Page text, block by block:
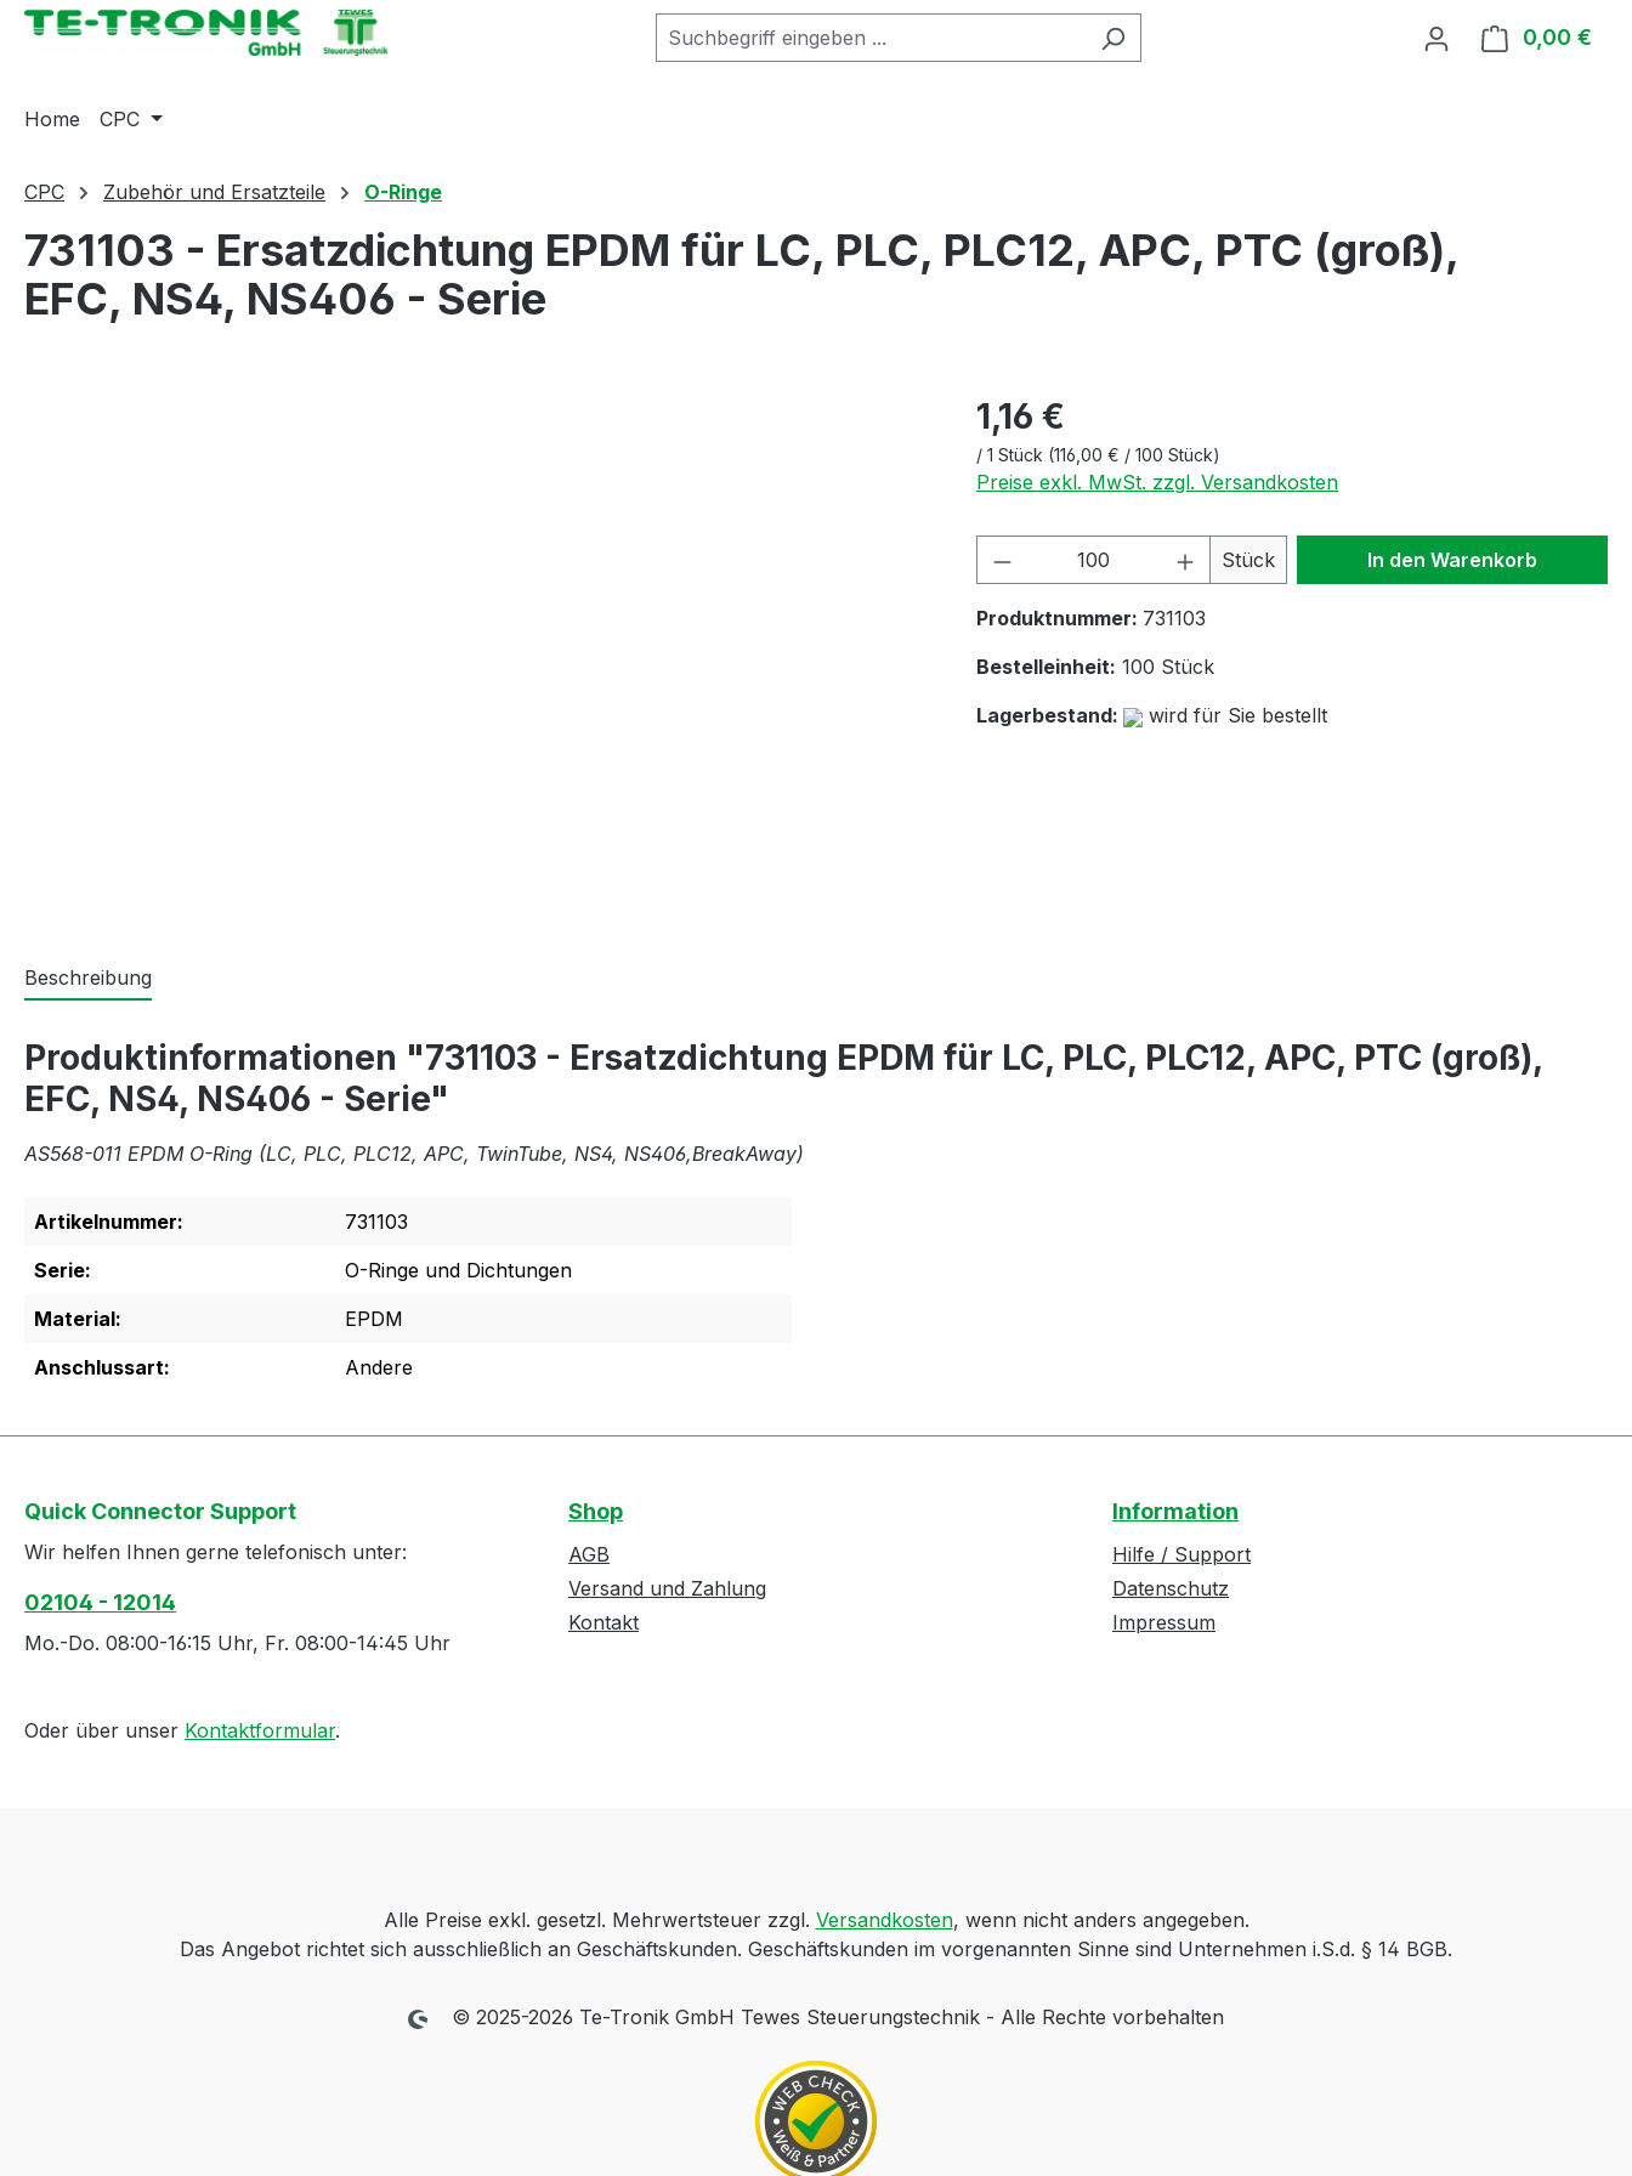
Zur Hauptnavigation springen 0,00 €
Home CPC
CPC Zubehör und Ersatzteile O-Ringe
731103 - Ersatzdichtung EPDM für LC, PLC, PLC12, APC, PTC (groß),
EFC, NS4, NS406 - Serie
1,16 €
/ 1 Stück (116,00 € / 100 Stück)
Preise exkl. MwSt. zzgl. Versandkosten
Produkt Anzahl: Gib den gewünschten Wert
Stück In den Warenkorb
Produktnummer: 731103
Bestelleinheit: 100 Stück
Lagerbestand:
wird für Sie bestellt
Beschreibung
Produktinformationen "731103 - Ersatzdichtung EPDM für LC, PLC, PLC12, APC, PTC (groß),
EFC, NS4, NS406 - Serie"
AS568-011 EPDM O-Ring (LC, PLC, PLC12, APC, TwinTube, NS4, NS406,BreakAway)
Artikelnummer:
731103
Serie:
O-Ringe und Dichtungen
Material:
EPDM
Anschlussart:
Andere
Quick Connector Support
Wir helfen Ihnen gerne telefonisch unter:
02104 - 12014
Mo.-Do. 08:00-16:15 Uhr, Fr. 08:00-14:45 Uhr
Oder über unser Kontaktformular.
Shop
AGB
Versand und Zahlung
Kontakt
Information
Hilfe / Support
Datenschutz
Impressum
Alle Preise exkl. gesetzl. Mehrwertsteuer zzgl. Versandkosten, wenn nicht anders angegeben.
Das Angebot richtet sich ausschließlich an Geschäftskunden. Geschäftskunden im vorgenannten Sinne sind Unternehmen i.S.d. § 14 BGB.
© 2025-2026 Te-Tronik GmbH Tewes Steuerungstechnik - Alle Rechte vorbehalten